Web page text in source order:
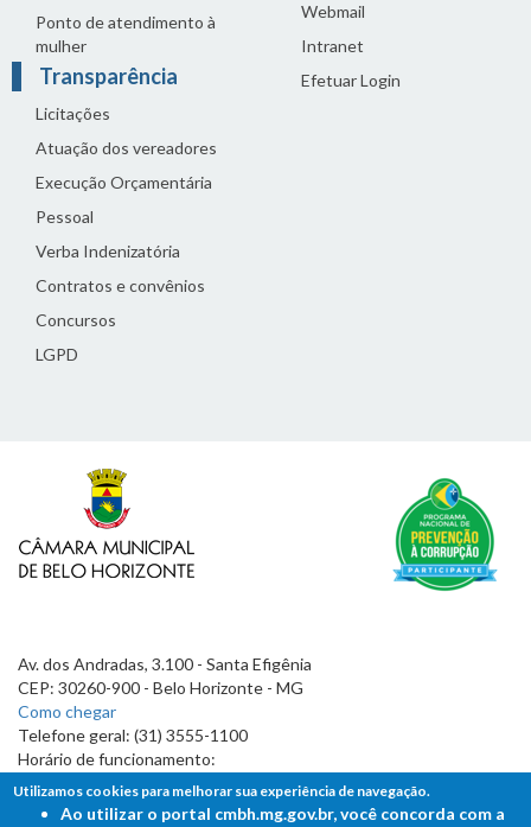
Ponto de atendimento à
mulher
Transparência
Licitações
Atuação dos vereadores
Execução Orçamentária
Pessoal
Verba Indenizatória
Contratos e convênios
Concursos
LGPD
Webmail
Intranet
Efetuar Login
Av. dos Andradas, 3.100 - Santa Efigênia
CEP: 30260-900 - Belo Horizonte - MG
Como chegar
Telefone geral: (31) 3555-1100
Horário de funcionamento:
7h às 19h
Utilizamos cookies para melhorar sua experiência de navegação.
Ao utilizar o portal cmbh.mg.gov.br, você concorda com a